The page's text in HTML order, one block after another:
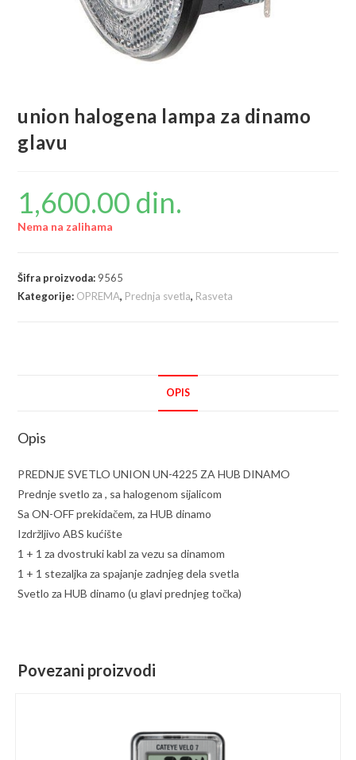
union halogena lampa za dinamo
glavu
1,600.00 din.
Nema na zalihama
Šifra proizvoda: 9565
Kategorije: OPREMA, Prednja svetla, Rasveta
OPIS
Opis
PREDNJE SVETLO UNION UN-4225 ZA HUB DINAMO
Prednje svetlo za , sa halogenom sijalicom
Sa ON-OFF prekidačem, za HUB dinamo
Izdržljivo ABS kućište
1 + 1 za dvostruki kabl za vezu sa dinamom
1 + 1 stezaljka za spajanje zadnjeg dela svetla
Svetlo za HUB dinamo (u glavi prednjeg točka)
Povezani proizvodi